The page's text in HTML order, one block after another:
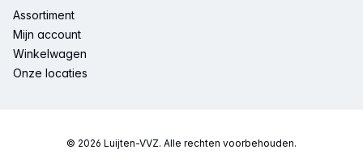
Assortiment
Mijn account
Winkelwagen
Onze locaties
© 2026 Luijten-VVZ. Alle rechten voorbehouden.